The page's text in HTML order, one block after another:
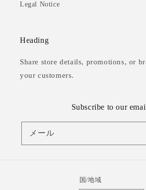
Legal Notice
Heading
Share store details, promotions, or
your customers.
Subscribe to our
メール
国/地域